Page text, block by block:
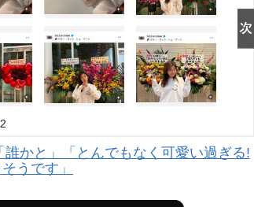
誰かと」「とんでもなく可愛い過ぎる!
うです」